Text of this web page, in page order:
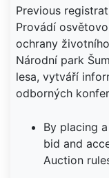
Previous
Provádí
ochrany
Národní park
lesa, vytváří
odborných
By placing
bid and
Auction